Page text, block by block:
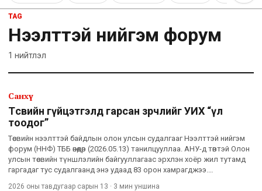
TAG
Нээлттэй нийгэм форум
1 нийтлэл
Санхүү
Төсвийн гүйцэтгэлд гарсан зөрчлийг УИХ “үл
тоодог”
Төсвийн нээлттэй байдлын олон улсын судалгааг Нээлттэй нийгэм
форум (ННФ) ТББ өнөөдөр (2026.05.13) танилцууллаа. АНУ-д төвтэй Олон
улсын төсвийн түншлэлийн байгууллагаас эрхлэн хоёр жил тутамд
гаргадаг тус судалгаанд энэ удаад 83 орон хамрагджээ.
2026 оны тавдугаар сарын 13 · 3 мин уншина